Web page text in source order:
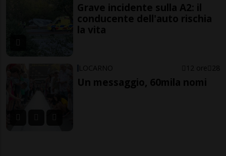
Grave incidente sulla A2: il
conducente dell'auto rischia
la vita
LOCARNO 12 ore 28
Un messaggio, 60mila nomi